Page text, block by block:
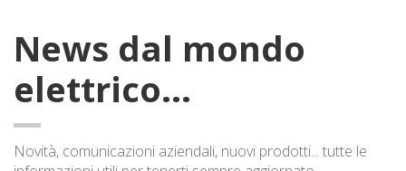
News dal mondo
elettrico...
Novità, comunicazioni aziendali, nuovi prodotti... tutte le